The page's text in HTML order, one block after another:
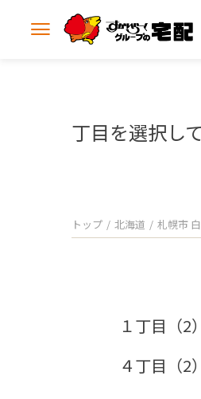
メ
丁目を選択し
トップ 北海道 札幌市
１丁目（2）
４丁目（2）